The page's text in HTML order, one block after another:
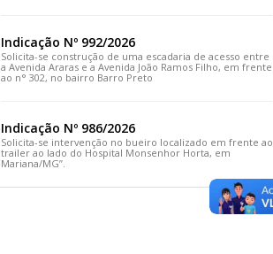
Indicação Nº 992/2026
Solicita-se construção de uma escadaria de acesso entre
a Avenida Araras e a Avenida João Ramos Filho, em frente
ao n° 302, no bairro Barro Preto
Indicação Nº 986/2026
Solicita-se intervenção no bueiro localizado em frente ao
trailer ao lado do Hospital Monsenhor Horta, em
Mariana/MG”.